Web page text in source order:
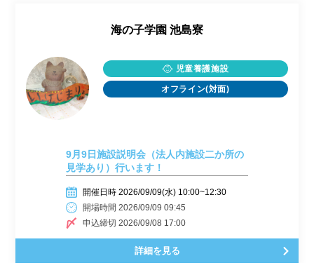
海の子学園 池島寮
児童養護施設
オフライン(対面)
9月9日施設説明会（法人内施設二か所の
見学あり）行います！
開催日時 2026/09/09(水) 10:00~12:30
開場時間 2026/09/09 09:45
申込締切 2026/09/08 17:00
詳細を見る